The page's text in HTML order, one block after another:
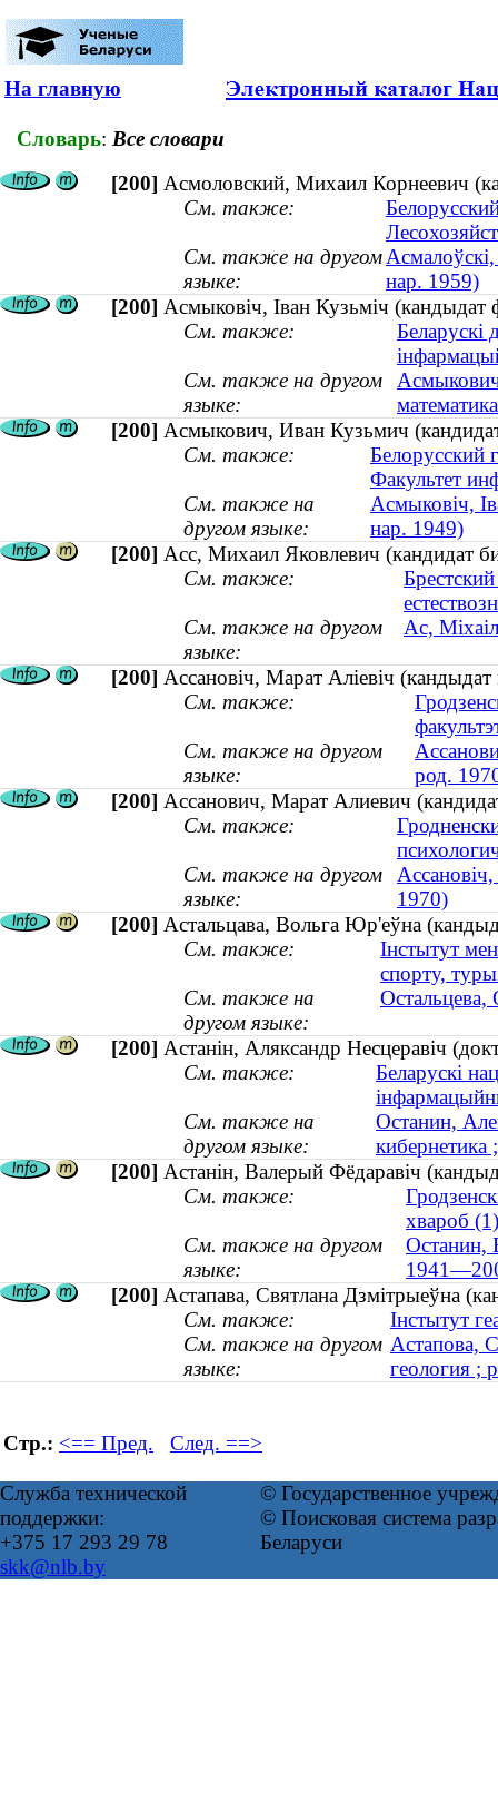
На главную
Словарь: Все словари
[200] Асмоловский, Михаил Корнеевич
См. также:
См. также на другом
языке:
нар. 1959)
[200] Асмыковіч, Іван Кузьміч (кандыдат
См. также:
Беларускі
См. также на другом
языке:
[200] Асмыкович, Иван Кузьмич
См. также:
Белорусский
Факультет
См. также на
другом языке:
Асмыковіч,
нар. 1949)
[200] Асс, Михаил Яковлевич (кандидат
См. также:
См. также на другом
языке:
Ас,
[200] Ассановіч, Марат Аліевіч
См. также:
См. также на другом
языке:
род.
[200] Ассанович, Марат Алиевич
См. также:
См. также на другом
языке:
1970)
[200] Астальцава, Вольга Юр'еўна
См. также:
Інстытут
спорту,
См. также на
другом языке:
[200] Астанін, Аляксандр Несцеравіч
См. также:
Беларускі
См. также на
другом языке:
Останин,
кибернетика
[200] Астанін, Валерый Фёдаравіч
См. также:
хвароб (1)
См. также на другом
языке:
Останин,
[200] Астапава, Святлана Дзмітрыеўна
См. также:
Інстытут
См. также на другом
языке:
Астапова,
геология ;
Стр.: <== Пред. След. ==>
Служба технической
поддержки:
+375 17 293 29 78
skk@nlb.by
© Государственное
© Поисковая система
Беларуси